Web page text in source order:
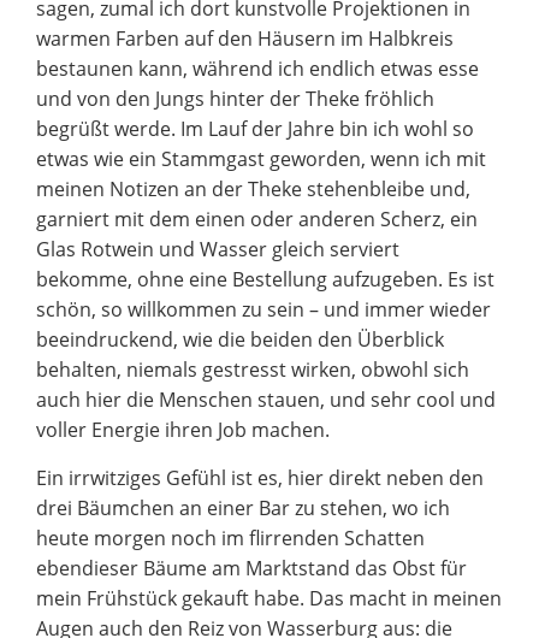
sagen, zumal ich dort kunstvolle Projektionen in
warmen Farben auf den Häusern im Halbkreis
bestaunen kann, während ich endlich etwas esse
und von den Jungs hinter der Theke fröhlich
begrüßt werde. Im Lauf der Jahre bin ich wohl so
etwas wie ein Stammgast geworden, wenn ich mit
meinen Notizen an der Theke stehenbleibe und,
garniert mit dem einen oder anderen Scherz, ein
Glas Rotwein und Wasser gleich serviert
bekomme, ohne eine Bestellung aufzugeben. Es ist
schön, so willkommen zu sein – und immer wieder
beeindruckend, wie die beiden den Überblick
behalten, niemals gestresst wirken, obwohl sich
auch hier die Menschen stauen, und sehr cool und
voller Energie ihren Job machen.
Ein irrwitziges Gefühl ist es, hier direkt neben den
drei Bäumchen an einer Bar zu stehen, wo ich
heute morgen noch im flirrenden Schatten
ebendieser Bäume am Marktstand das Obst für
mein Frühstück gekauft habe. Das macht in meinen
Augen auch den Reiz von Wasserburg aus: die